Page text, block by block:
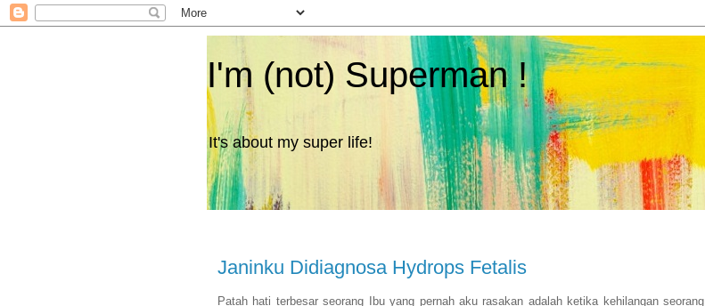
I'm (not) Superman !
It's about my super life!
Janinku Didiagnosa Hydrops Fetalis
Patah hati terbesar seorang Ibu yang pernah aku rasakan adalah ketika kehilangan seorang